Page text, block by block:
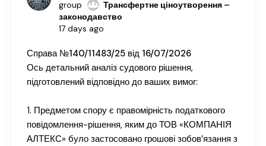
group
Трансфертне ціноутворення –
законодавство
17 days ago
Справа №140/11483/25 від 16/07/2026
Ось детальний аналіз судового рішення,
підготовлений відповідно до ваших вимог:
1. Предметом спору є правомірність податкового
повідомлення-рішення, яким до ТОВ «КОМПАНІЯ
АЛТЕКС» було застосовано грошові зобов’язання з